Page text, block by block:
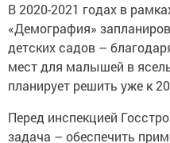
В 2020-2021 годах в
«Демография»
детских садов –
мест для малышей в
планирует решить уже к
Перед инспекцией
задача – обеспечить